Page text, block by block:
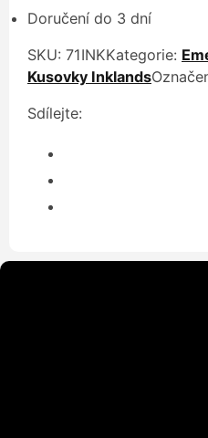
Doručení do 3 dní
SKU: 71INKKategorie:
Kusovky Inklands
Sdílejte: